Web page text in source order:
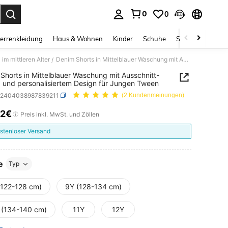
0 0
Haus & Wohnen Kinder Schuhe Schmuck &
mittleren Alter / Denim Shorts in Mittelblauer Waschung mit Ausschnitt-Design und personalisiertem Design für Jungen Tween
in Mittelblauer Waschung mit Ausschnitt-
und personalisiertem Design für Jungen Tween
(2 Kundenmeinungen)
AND AVAILABILITY
Preis inkl. MwSt. und Zöllen
Versand
Typ
128 cm) 9Y (128-134 cm)
(134-140 cm) 11Y 12Y